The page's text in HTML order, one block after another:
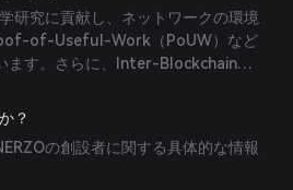
研究に貢献し、ネットワークの環境
of-Useful-Work（PoUW）など
ます。さらに、Inter-Blockchain
IBCP）を通じてクロスチェーン相
ットワーク間でのシームレスな資産
？
の創設者に関する具体的な情報